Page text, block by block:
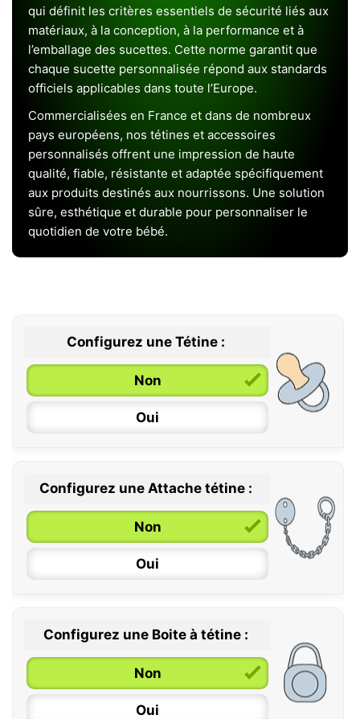
qui définit les critères essentiels de sécurité liés aux
matériaux, à la conception, à la performance et à
l’emballage des sucettes. Cette norme garantit que
chaque sucette personnalisée répond aux standards
officiels applicables dans toute l’Europe.
Commercialisées en France et dans de nombreux
pays européens, nos tétines et accessoires
personnalisés offrent une impression de haute
qualité, fiable, résistante et adaptée spécifiquement
aux produits destinés aux nourrissons. Une solution
sûre, esthétique et durable pour personnaliser le
quotidien de votre bébé.
Configurez une Tétine :
Non
Oui
0 / 6 mois
6 / 36 mois
Configurez une Attache tétine :
Non
Oui
Configurez une Boite à tétine :
Non
Oui